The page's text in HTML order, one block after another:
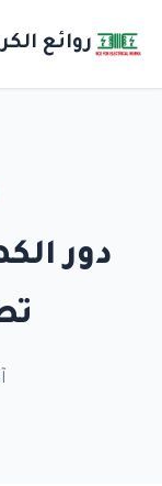
روائع
دور